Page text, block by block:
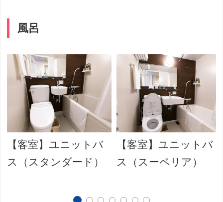
風呂
【客室】ユニットバ
ス（スタンダード）
【客室】ユニットバ
ス（スーペリア）